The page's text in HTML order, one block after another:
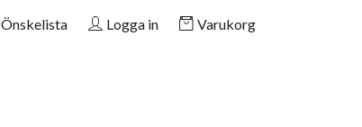
Önskelista Logga in Varukorg